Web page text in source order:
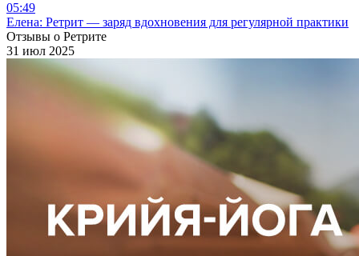
05:49
Елена: Ретрит — заряд вдохновения для регулярной практики
Отзывы о Ретрите
31 июл 2025